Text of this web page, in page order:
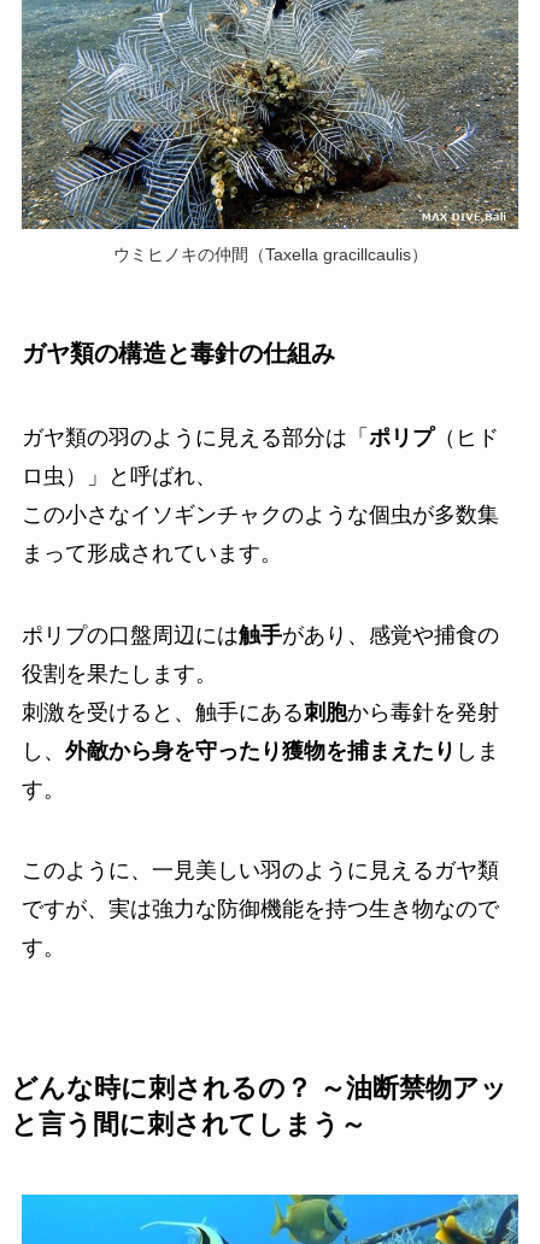
ウミヒノキの仲間（Taxella gracillcaulis）
ガヤ類の構造と毒針の仕組み
ガヤ類の羽のように見える部分は「 ポリプ（ヒド
ロ虫）」と呼ばれ、
この小さなイソギンチャクのような個虫が多数集
まって形成されています。
ポリプの口盤周辺には触手があり、感覚や捕食の
役割を果たします。
刺激を受けると、触手にある刺胞から毒針を発射
し、 外敵から身を守ったり獲物を捕まえたり しま
す。
このように、一見美しい羽のように見えるガヤ類
ですが、実は強力な防御機能を持つ生き物なので
す。
どんな時に刺されるの？ ～油断禁物アッ
と言う間に刺されてしまう～